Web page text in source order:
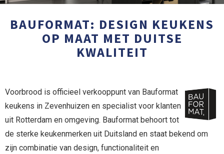
BAUFORMAT: DESIGN KEUKENS
OP MAAT MET DUITSE
KWALITEIT
Voorbrood is officieel verkooppunt van Bauformat
keukens in Zevenhuizen en specialist voor klanten
uit Rotterdam en omgeving. Bauformat behoort tot
de sterke keukenmerken uit Duitsland en staat bekend om
zijn combinatie van design, functionaliteit en